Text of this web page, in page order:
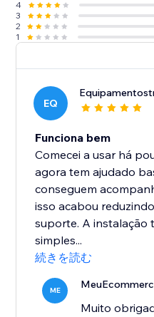
4
3
2
1
EQ
Funciona bem
Comecei a usar há
agora tem ajudado
conseguem
isso acabou
suporte. A instalação
simples...
続きを読む
ME
Muito